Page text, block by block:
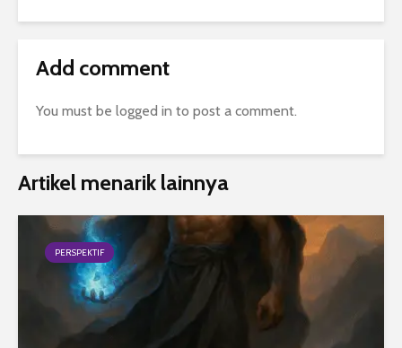
Add comment
You must be logged in to post a comment.
Artikel menarik lainnya
PERSPEKTIF